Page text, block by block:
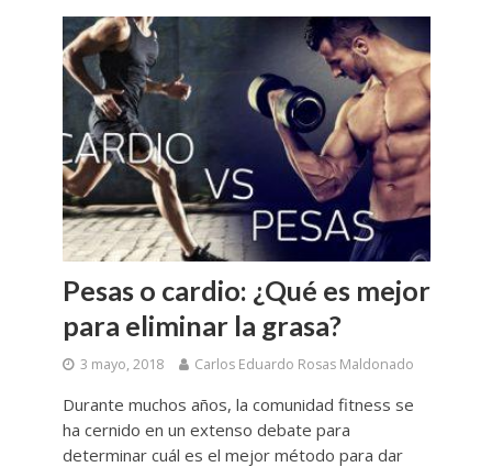
Pesas o cardio: ¿Qué es mejor
para eliminar la grasa?
3 mayo, 2018 Carlos Eduardo Rosas Maldonado
Durante muchos años, la comunidad fitness se
ha cernido en un extenso debate para
determinar cuál es el mejor método para dar